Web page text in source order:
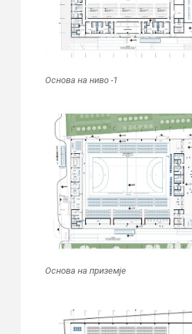
Основа на ниво -1
Основа на приземје